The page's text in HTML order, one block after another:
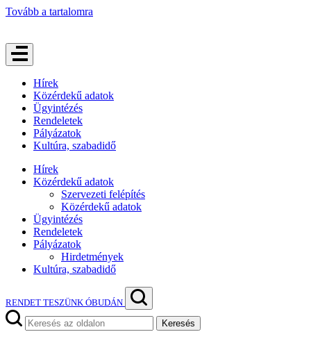
Tovább a tartalomra
Hírek
Közérdekű adatok
Ügyintézés
Rendeletek
Pályázatok
Kultúra, szabadidő
Hírek
Közérdekű adatok
Szervezeti felépítés
Közérdekű adatok
Ügyintézés
Rendeletek
Pályázatok
Hirdetmények
Kultúra, szabadidő
RENDET TESZÜNK ÓBUDÁN
Keresés